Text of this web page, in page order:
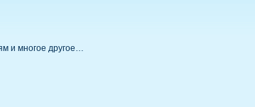
и многое другое…